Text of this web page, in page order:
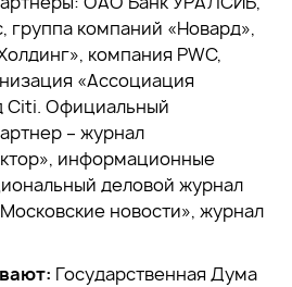
группа компаний «Новард»,
компания PWC,
«Ассоциация
Citi. Официальный
– журнал
информационные
деловой журнал
новости», журнал
Государственная Дума